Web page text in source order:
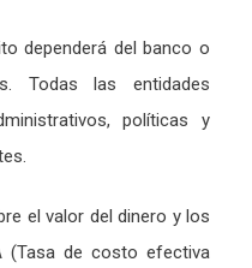
dependerá del banco o
Todas las entidades
políticas y
el valor del dinero y los
(Tasa de costo efectiva